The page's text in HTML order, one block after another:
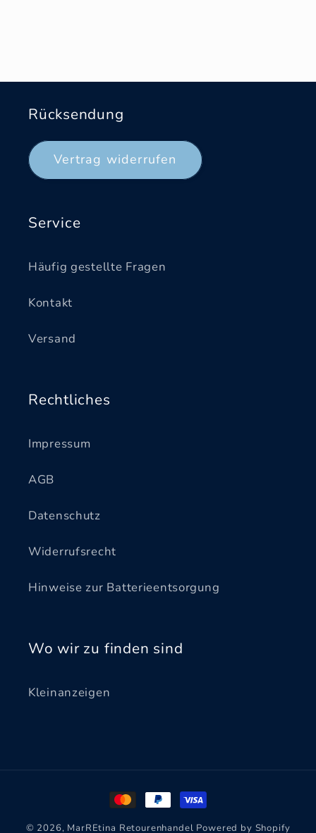
Rücksendung
Vertrag widerrufen
Service
Häufig gestellte Fragen
Kontakt
Versand
Rechtliches
Impressum
AGB
Datenschutz
Widerrufsrecht
Hinweise zur Batterieentsorgung
Wo wir zu finden sind
Kleinanzeigen
Zahlungsmethoden
© 2026, MarREtina Retourenhandel Powered by Shopify